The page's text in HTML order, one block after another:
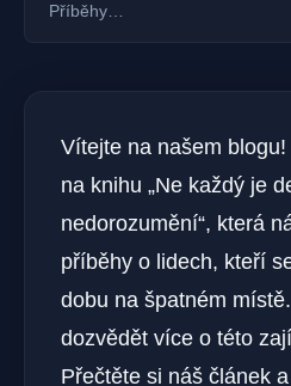
Příběhy…
Vítejte na našem
na knihu „Ne každý je
nedorozumění“, která
příběhy o lidech, kteří
dobu na špatném
dozvědět více o této
Přečtěte si náš článek